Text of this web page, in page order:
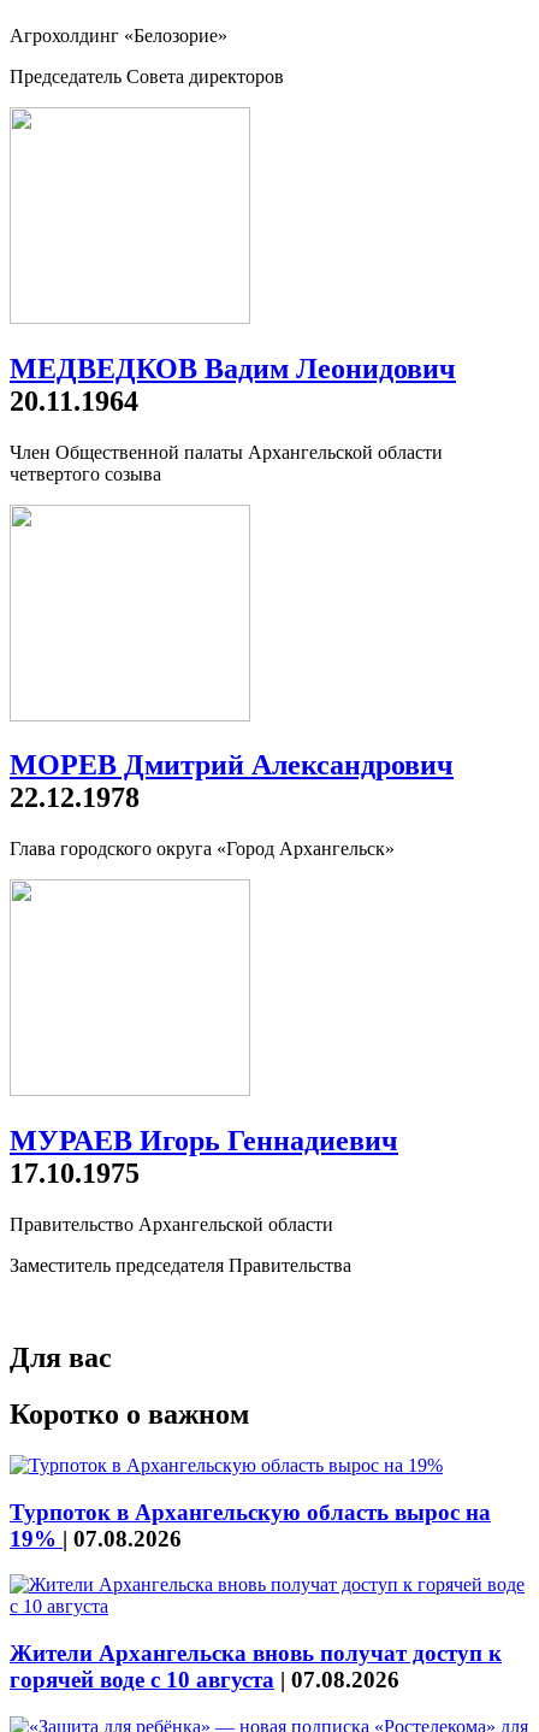
Агрохолдинг «Белозорие»
Председатель Совета директоров
МЕДВЕДКОВ Вадим Леонидович
20.11.1964
Член Общественной палаты Архангельской области
четвертого созыва
МОРЕВ Дмитрий Александрович
22.12.1978
Глава городского округа «Город Архангельск»
МУРАЕВ Игорь Геннадиевич
17.10.1975
Правительство Архангельской области
Заместитель председателя Правительства
Для вас
Коротко о важном
Турпоток в Архангельскую область вырос на
19% | 07.08.2026
Жители Архангельска вновь получат доступ к
горячей воде с 10 августа | 07.08.2026